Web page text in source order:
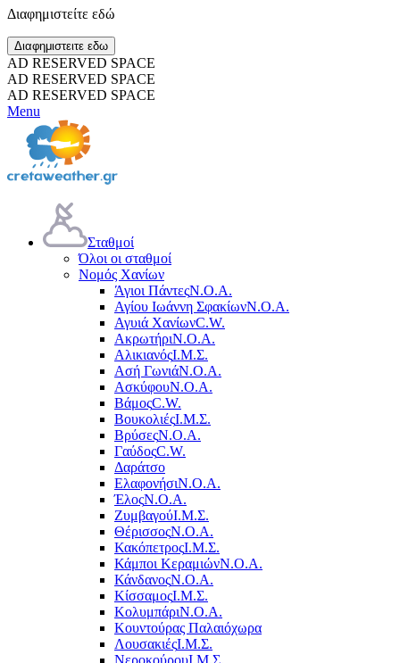
Διαφημιστείτε εδώ
Διαφημιστειτε εδω
AD RESERVED SPACE
AD RESERVED SPACE
AD RESERVED SPACE
Menu
Σταθμοί
Όλοι οι σταθμοί
Νομός Χανίων
Άγιοι ΠάντεςΝ.Ο.Α.
Αγίου Ιωάννη ΣφακίωνΝ.Ο.Α.
Αγυιά ΧανίωνC.W.
ΑκρωτήριΝ.Ο.Α.
ΑλικιανόςΙ.Μ.Σ.
Ασή ΓωνιάΝ.Ο.Α.
ΑσκύφουΝ.Ο.Α.
ΒάμοςC.W.
ΒουκολιέςΙ.Μ.Σ.
ΒρύσεςΝ.Ο.Α.
ΓαύδοςC.W.
Δαράτσο
ΕλαφονήσιΝ.Ο.Α.
ΈλοςΝ.Ο.Α.
ΖυμβαγούΙ.Μ.Σ.
ΘέρισσοςΝ.Ο.Α.
ΚακόπετροςΙ.Μ.Σ.
Κάμποι ΚεραμιώνΝ.Ο.Α.
ΚάνδανοςΝ.Ο.Α.
ΚίσσαμοςΙ.Μ.Σ.
ΚολυμπάριΝ.Ο.Α.
Κουντούρας Παλαιόχωρα
ΛουσακιέςΙ.Μ.Σ.
ΝεροκούρουΙ.Μ.Σ.